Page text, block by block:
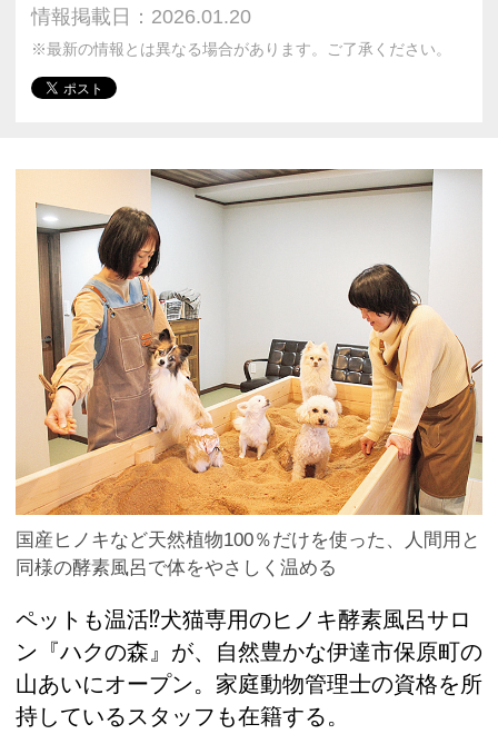
情報掲載日：2026.01.20
※最新の情報とは異なる場合があります。ご了承ください。
国産ヒノキなど天然植物100％だけを使った、人間用と
同様の酵素風呂で体をやさしく温める
ペットも温活⁉犬猫専用のヒノキ酵素風呂サロ
ン『ハクの森』が、自然豊かな伊達市保原町の
山あいにオープン。家庭動物管理士の資格を所
持しているスタッフも在籍する。